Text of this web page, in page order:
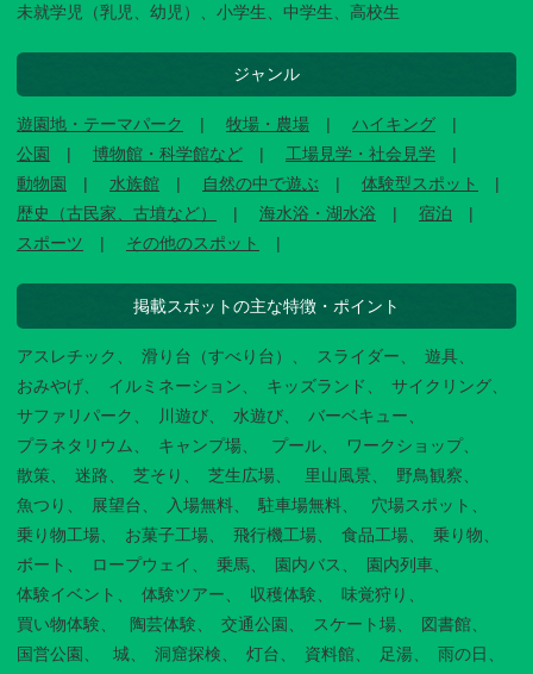
未就学児（乳児、幼児）、小学生、中学生、高校生
ジャンル
遊園地・テーマパーク 牧場・農場
ハイキング
公園
博物館・科学館など
工場見学・社会見学
動物園
水族館 自然の中で遊ぶ
体験型スポット
歴史（古民家、古墳など）
海水浴・湖水浴
宿泊
スポーツ
その他のスポット
掲載スポットの主な特徴・ポイント
アスレチック 滑り台（すべり台） スライダー
遊具
おみやげ
イルミネーション キッズランド
サイクリング
サファリパーク
川遊び 水遊び
バーベキュー
プラネタリウム
キャンプ場 プール
ワークショップ
散策
迷路 芝そり 芝生広場 里山風景
野鳥観察
魚つり
展望台 入場無料 駐車場無料
穴場スポット
乗り物工場
お菓子工場 飛行機工場 食品工場
乗り物
ボート
ロープウェイ 乗馬 園内バス
園内列車
体験イベント
体験ツアー 収穫体験
味覚狩り
買い物体験
陶芸体験 交通公園 スケート場
図書館
国営公園
城 洞窟探検 灯台 資料館 足湯 雨の日